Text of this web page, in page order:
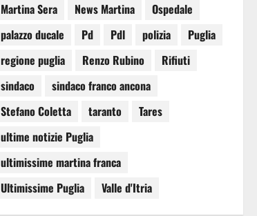
Martina Sera
News Martina
Ospedale
palazzo ducale
Pd Pdl polizia
Puglia
regione puglia
Renzo Rubino
Rifiuti
sindaco
sindaco franco ancona
Stefano Coletta
taranto
Tares
ultime notizie Puglia
ultimissime martina franca
Ultimissime Puglia
Valle d'Itria